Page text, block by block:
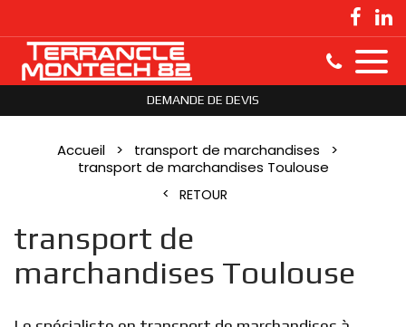
DEMANDE DE DEVIS
Accueil
transport de marchandises
transport de marchandises Toulouse
RETOUR
transport de
marchandises Toulouse